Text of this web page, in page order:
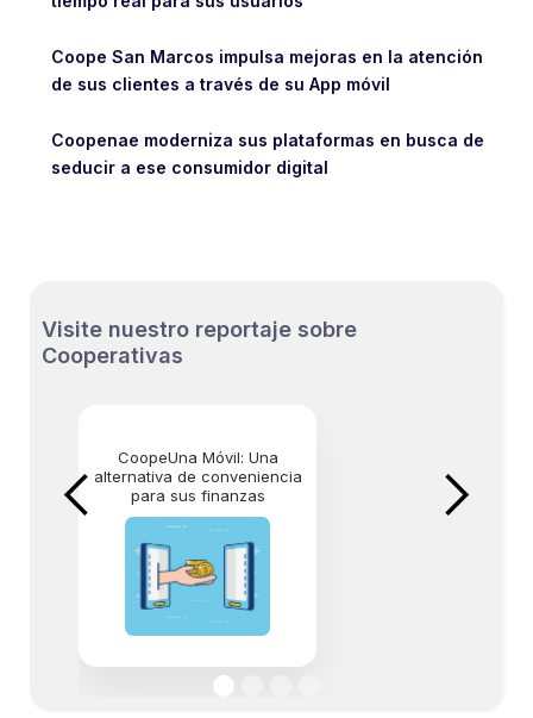
Coope San Marcos impulsa mejoras en la atención
de sus clientes a través de su App móvil
Coopenae moderniza sus plataformas en busca de
seducir a ese consumidor digital
Visite nuestro reportaje sobre
Cooperativas
CoopeUna Móvil: Una
alternativa de conveniencia
para sus finanzas